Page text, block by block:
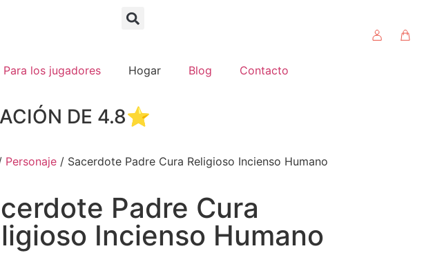
Para los jugadores Hogar Blog Contacto
DE 4.8⭐
Personaje / Sacerdote Padre Cura Religioso Incienso Humano
Padre Cura
Incienso Humano